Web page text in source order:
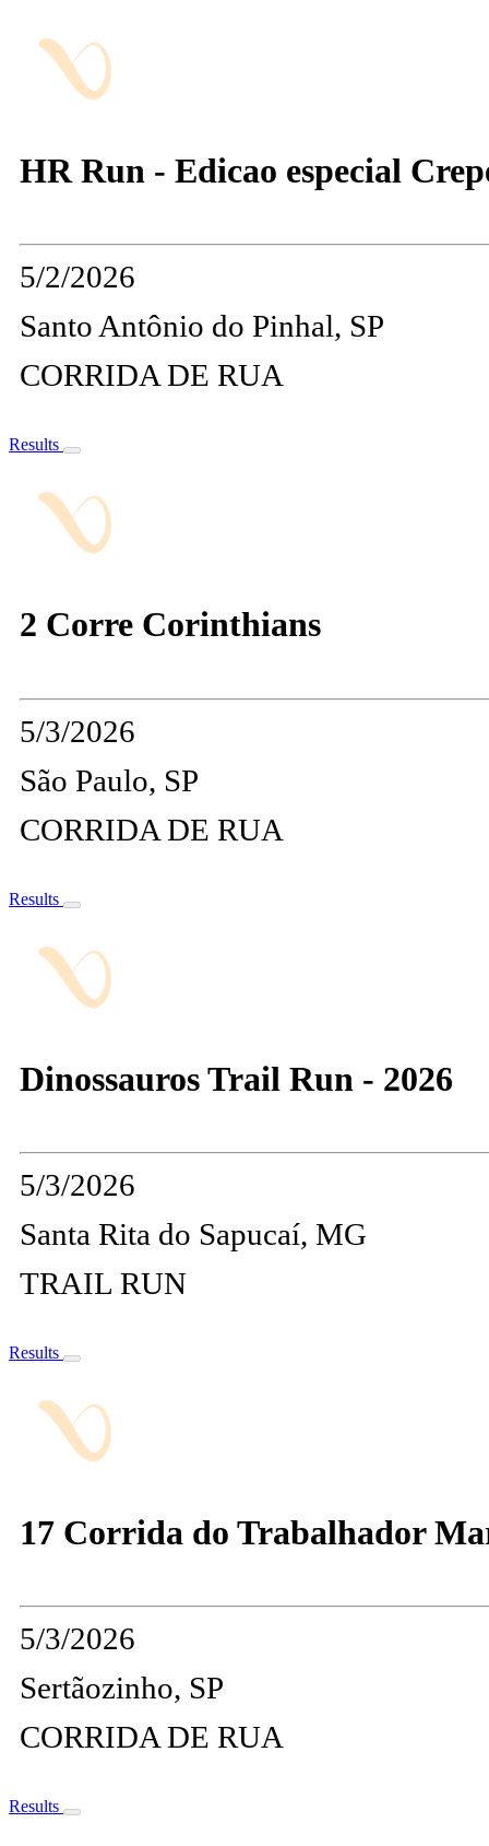
HR Run - Edicao especial
5/2/2026
Santo Antônio do Pinhal, SP
CORRIDA DE RUA
Results
2 Corre Corinthians
5/3/2026
São Paulo, SP
CORRIDA DE RUA
Results
Dinossauros Trail Run - 2026
5/3/2026
Santa Rita do Sapucaí, MG
TRAIL RUN
Results
17 Corrida do Trabalhador
5/3/2026
Sertãozinho, SP
CORRIDA DE RUA
Results